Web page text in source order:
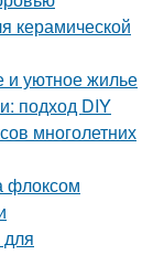
керамической
и уютное жилье
подход DIY
многолетних
флоксом
для